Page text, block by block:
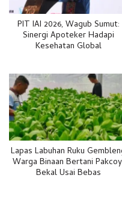
PIT IAI 2026, Wagub Sumut:
Sinergi Apoteker Hadapi
Kesehatan Global
Lapas Labuhan Ruku
Warga Binaan Bertani
Bekal Usai Bebas